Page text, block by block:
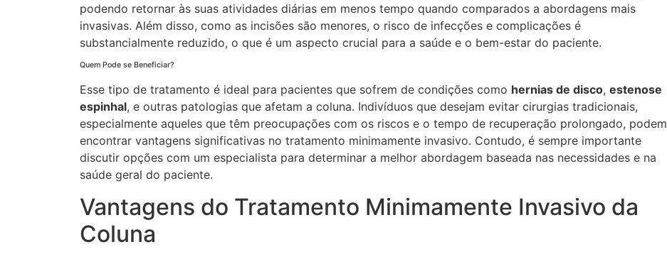
podendo retornar às suas atividades diárias em menos tempo quando comparados a abordagens mais
invasivas. Além disso, como as incisões são menores, o risco de infecções e complicações é
substancialmente reduzido, o que é um aspecto crucial para a saúde e o bem-estar do paciente.
Quem Pode se Beneficiar?
Esse tipo de tratamento é ideal para pacientes que sofrem de condições como hernias de disco, estenose
espinhal, e outras patologias que afetam a coluna. Indivíduos que desejam evitar cirurgias tradicionais,
especialmente aqueles que têm preocupações com os riscos e o tempo de recuperação prolongado, podem
encontrar vantagens significativas no tratamento minimamente invasivo. Contudo, é sempre importante
discutir opções com um especialista para determinar a melhor abordagem baseada nas necessidades e na
saúde geral do paciente.
Vantagens do Tratamento Minimamente Invasivo da
Coluna